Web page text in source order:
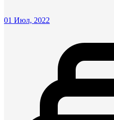
01 Июл, 2022